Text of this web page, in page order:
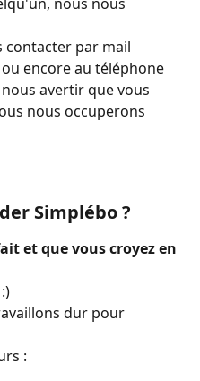
contacter par mail
encore au téléphone
avertir que vous
nous occuperons
Simplébo ?
et que vous croyez en
dur pour
: